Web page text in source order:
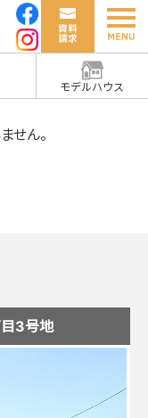
モデルハウス
せん。
目3号地